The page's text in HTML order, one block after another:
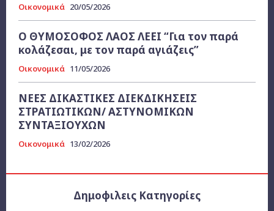
Οικονομικά 20/05/2026
Ο ΘΥΜΟΣΟΦΟΣ ΛΑΟΣ ΛΕΕΙ “Για τον παρά
κολάζεσαι, με τον παρά αγιάζεις”
Οικονομικά 11/05/2026
ΝΕΕΣ ΔΙΚΑΣΤΙΚΕΣ ΔΙΕΚΔΙΚΗΣΕΙΣ
ΣΤΡΑΤΙΩΤΙΚΩΝ/ ΑΣΤΥΝΟΜΙΚΩΝ
ΣΥΝΤΑΞΙΟΥΧΩΝ
Οικονομικά 13/02/2026
Δημοφιλεις Κατηγορίες